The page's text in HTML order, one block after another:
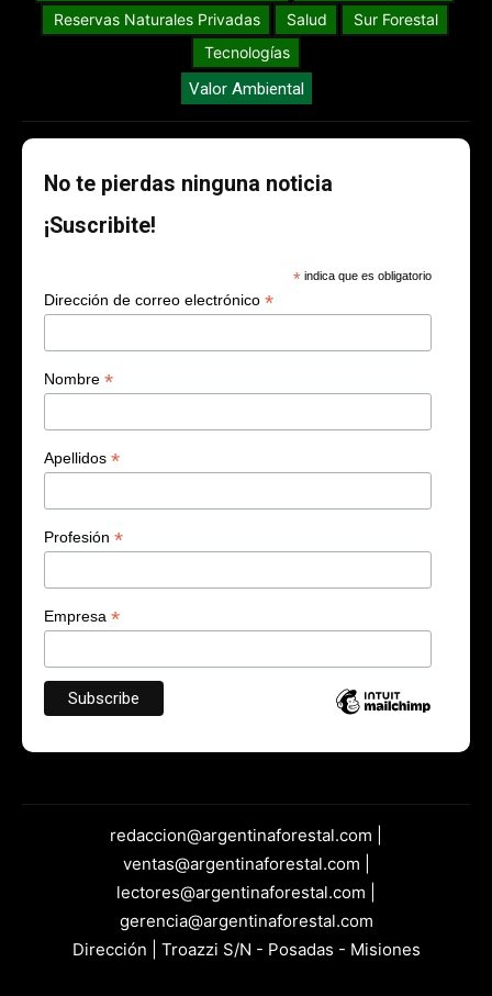
Reservas Naturales Privadas
Salud
Sur Forestal
Tecnologías
Valor Ambiental
No te pierdas ninguna noticia
¡Suscribite!
* indica que es obligatorio
Dirección de correo electrónico *
Nombre *
Apellidos *
Profesión *
Empresa *
redaccion@argentinaforestal.com |
ventas@argentinaforestal.com |
lectores@argentinaforestal.com |
gerencia@argentinaforestal.com
Dirección | Troazzi S/N - Posadas - Misiones